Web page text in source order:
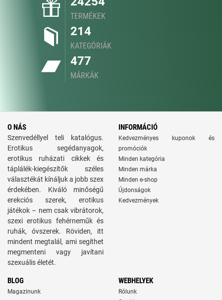
TERMÉKEK
214
KATEGÓRIÁK
477
MÁRKÁK
O NÁS
Szenvedéllyel teli katalógus.
Erotikus segédanyagok,
erotikus ruházati cikkek és
táplálék-kiegészítők széles
választékát kínáljuk a jobb szex
érdekében. Kiváló minőségű
erekciós szerek, erotikus
játékok – nem csak vibrátorok,
szexi erotikus fehérneműk és
ruhák, óvszerek. Röviden, itt
mindent megtalál, ami segíthet
megmenteni vagy javítani
szexuális életét.
INFORMÁCIÓ
Kedvezményes kuponok és
promóciók
Minden kategória
Minden márka
Minden e-shop
Újdonságok
Kedvezmények
BLOG
Magazinunk
WEBHELYEK
Rólunk